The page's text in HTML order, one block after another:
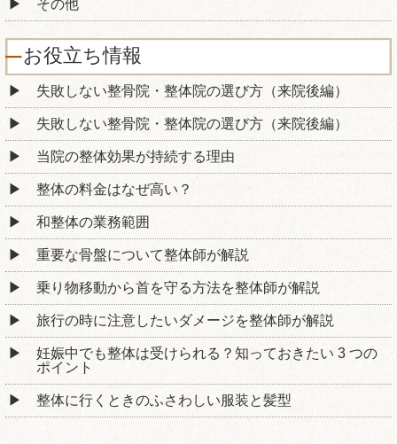
その他
お役立ち情報
失敗しない整骨院・整体院の選び方（来院後編）
失敗しない整骨院・整体院の選び方（来院後編）
当院の整体効果が持続する理由
整体の料金はなぜ高い？
和整体の業務範囲
重要な骨盤について整体師が解説
乗り物移動から首を守る方法を整体師が解説
旅行の時に注意したいダメージを整体師が解説
妊娠中でも整体は受けられる？知っておきたい 3 つの
ポイント
整体に行くときのふさわしい服装と髪型